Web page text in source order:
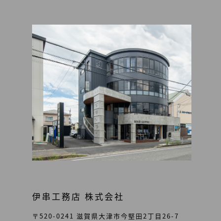
伊串工務店 株式会社
〒520-0241 滋賀県大津市今堅田2丁目26-7